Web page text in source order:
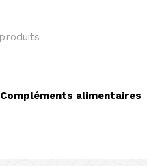
Compléments alimentaires